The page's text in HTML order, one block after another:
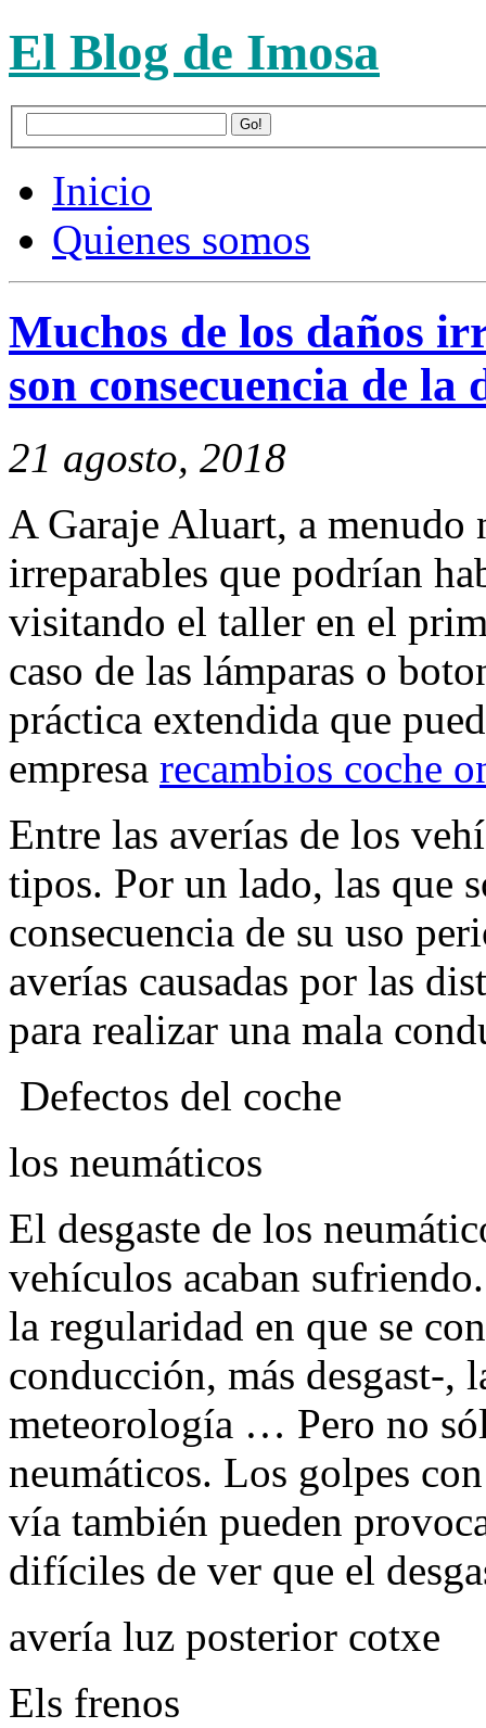
El Blog de Imosa
Inicio
Quienes somos
Muchos de los daños
son consecuencia de la
21 agosto, 2018
A Garaje Aluart, a menudo
irreparables que podrían
visitando el taller en el
caso de las lámparas o
práctica extendida que
empresa recambios coche
Entre las averías de los
tipos. Por un lado, las que
consecuencia de su uso
averías causadas por las
para realizar una mala
Defectos del coche
los neumáticos
El desgaste de los
vehículos acaban
la regularidad en que se
conducción, más desgast-,
meteorología … Pero no
neumáticos. Los golpes
vía también pueden
difíciles de ver que el
avería luz posterior cotxe
Els frenos